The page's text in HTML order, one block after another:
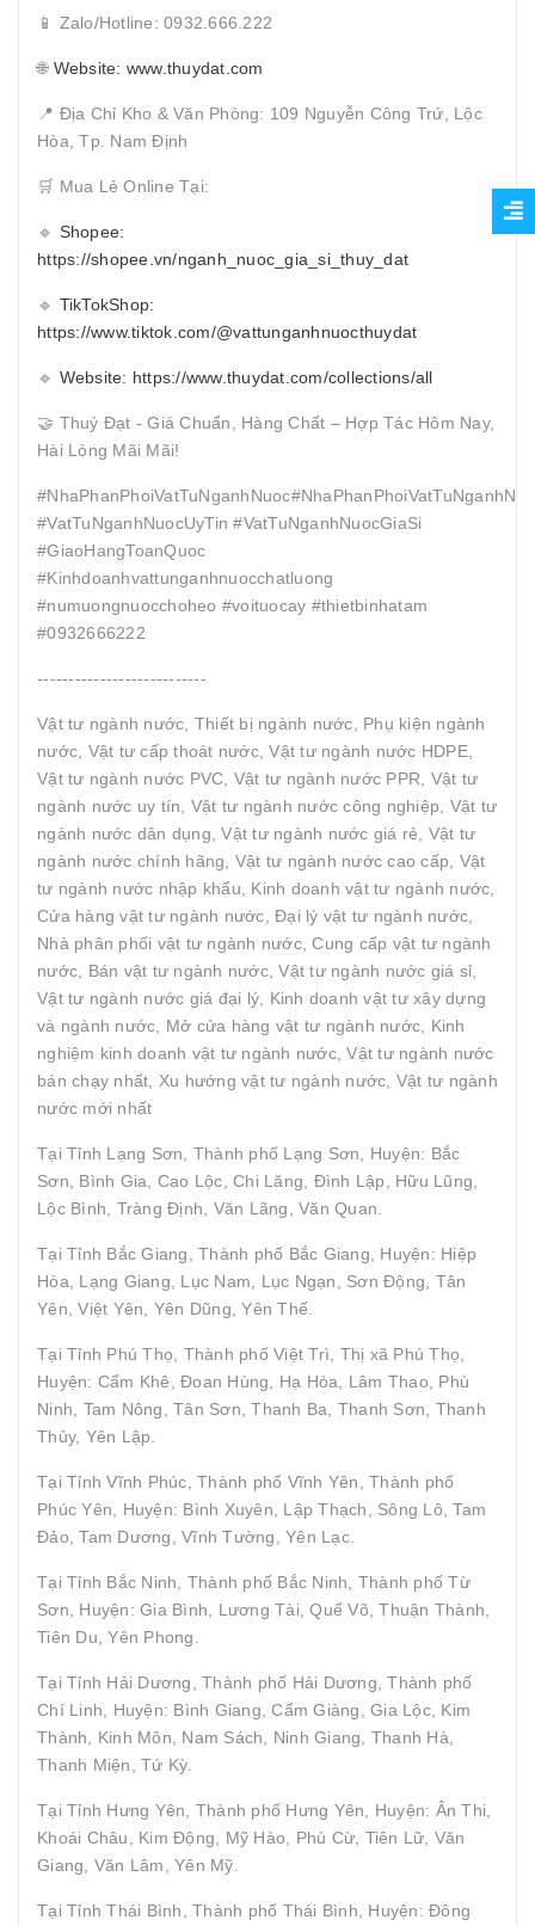
📱 Zalo/Hotline: 0932.666.222
🌐 Website: www.thuydat.com
📍 Địa Chỉ Kho & Văn Phòng: 109 Nguyễn Công Trứ, Lộc
Hòa, Tp. Nam Định
🛒 Mua Lẻ Online Tại:
🔹 Shopee:
https://shopee.vn/nganh_nuoc_gia_si_thuy_dat
🔹 TikTokShop:
https://www.tiktok.com/@vattunganhnuocthuydat
🔹 Website: https://www.thuydat.com/collections/all
🤝 Thuý Đạt - Giá Chuẩn, Hàng Chất – Hợp Tác Hôm Nay,
Hài Lòng Mãi Mãi!
#VatTuNganhNuocUyTin #VatTuNganhNuocGiaSi
#GiaoHangToanQuoc
#Kinhdoanhvattunganhnuocchatluong
#numuongnuocchoheo #voituocay #thietbinhatam
#0932666222
---------------------------
Vật tư ngành nước, Thiết bị ngành nước, Phụ kiện ngành
nước, Vật tư cấp thoát nước, Vật tư ngành nước HDPE,
Vật tư ngành nước PVC, Vật tư ngành nước PPR, Vật tư
ngành nước uy tín, Vật tư ngành nước công nghiệp, Vật tư
ngành nước dân dụng, Vật tư ngành nước giá rẻ, Vật tư
ngành nước chính hãng, Vật tư ngành nước cao cấp, Vật
tư ngành nước nhập khẩu, Kinh doanh vật tư ngành nước,
Cửa hàng vật tư ngành nước, Đại lý vật tư ngành nước,
Nhà phân phối vật tư ngành nước, Cung cấp vật tư ngành
nước, Bán vật tư ngành nước, Vật tư ngành nước giá sỉ,
Vật tư ngành nước giá đại lý, Kinh doanh vật tư xây dựng
và ngành nước, Mở cửa hàng vật tư ngành nước, Kinh
nghiệm kinh doanh vật tư ngành nước, Vật tư ngành nước
bán chạy nhất, Xu hướng vật tư ngành nước, Vật tư ngành
nước mới nhất
Tại Tỉnh Lạng Sơn, Thành phố Lạng Sơn, Huyện: Bắc
Sơn, Bình Gia, Cao Lộc, Chi Lăng, Đình Lập, Hữu Lũng,
Lộc Bình, Tràng Định, Văn Lãng, Văn Quan.
Tại Tỉnh Bắc Giang, Thành phố Bắc Giang, Huyện: Hiệp
Hòa, Lạng Giang, Lục Nam, Lục Ngạn, Sơn Động, Tân
Yên, Việt Yên, Yên Dũng, Yên Thế.
Tại Tỉnh Phú Thọ, Thành phố Việt Trì, Thị xã Phú Thọ,
Huyện: Cẩm Khê, Đoan Hùng, Hạ Hòa, Lâm Thao, Phù
Ninh, Tam Nông, Tân Sơn, Thanh Ba, Thanh Sơn, Thanh
Thủy, Yên Lập.
Tại Tỉnh Vĩnh Phúc, Thành phố Vĩnh Yên, Thành phố
Phúc Yên, Huyện: Bình Xuyên, Lập Thạch, Sông Lô, Tam
Đảo, Tam Dương, Vĩnh Tường, Yên Lạc.
Tại Tỉnh Bắc Ninh, Thành phố Bắc Ninh, Thành phố Từ
Sơn, Huyện: Gia Bình, Lương Tài, Quế Võ, Thuận Thành,
Tiên Du, Yên Phong.
Tại Tỉnh Hải Dương, Thành phố Hải Dương, Thành phố
Chí Linh, Huyện: Bình Giang, Cẩm Giàng, Gia Lộc, Kim
Thành, Kinh Môn, Nam Sách, Ninh Giang, Thanh Hà,
Thanh Miện, Tứ Kỳ.
Tại Tỉnh Hưng Yên, Thành phố Hưng Yên, Huyện: Ân Thi,
Khoái Châu, Kim Động, Mỹ Hào, Phù Cừ, Tiên Lữ, Văn
Giang, Văn Lâm, Yên Mỹ.
Tại Tỉnh Thái Bình, Thành phố Thái Bình, Huyện: Đông